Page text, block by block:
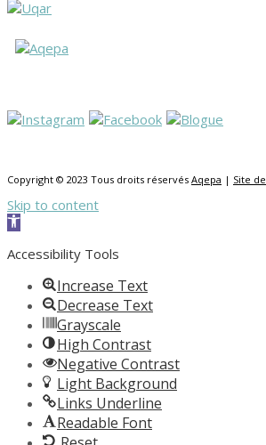
Copyright © 2023 Tous droits réservés Aqepa | Site
Skip to content
Open toolbar
Accessibility Tools
Increase Text
Decrease Text
Grayscale
High Contrast
Negative Contrast
Light Background
Links Underline
Readable Font